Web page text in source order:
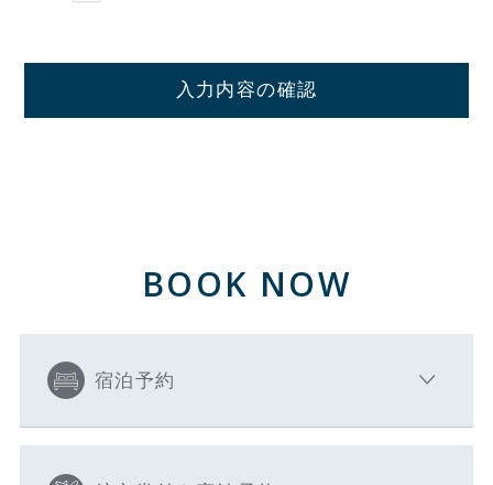
入力内容の確認
BOOK NOW
宿泊予約